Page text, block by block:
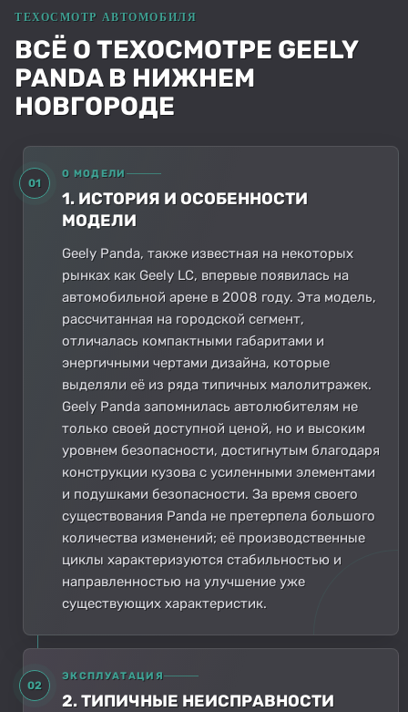
ВСЁ О ТЕХОСМОТРЕ GEELY
PANDA В НИЖНЕМ
НОВГОРОДЕ
01
О МОДЕЛИ
1. ИСТОРИЯ И ОСОБЕННОСТИ
МОДЕЛИ
Geely Panda, также известная на некоторых
рынках как Geely LC, впервые появилась на
автомобильной арене в 2008 году. Эта модель,
рассчитанная на городской сегмент,
отличалась компактными габаритами и
энергичными чертами дизайна, которые
выделяли её из ряда типичных малолитражек.
Geely Panda запомнилась автолюбителям не
только своей доступной ценой, но и высоким
уровнем безопасности, достигнутым благодаря
конструкции кузова с усиленными элементами
и подушками безопасности. За время своего
существования Panda не претерпела большого
количества изменений; её производственные
циклы характеризуются стабильностью и
направленностью на улучшение уже
существующих характеристик.
02
ЭКСПЛУАТАЦИЯ
2. ТИПИЧНЫЕ НЕИСПРАВНОСТИ